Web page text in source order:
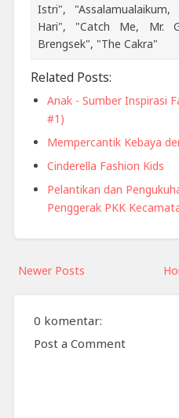
Istri",
Hari", "Catch Me, Mr.
Brengsek", "The Cakra"
Related Posts:
Anak - Sumber Inspirasi
#1)
Mempercantik Kebaya
Cinderella Fashion Kids
Pelantikan dan
Penggerak PKK
Newer Posts
0 komentar:
Post a Comment